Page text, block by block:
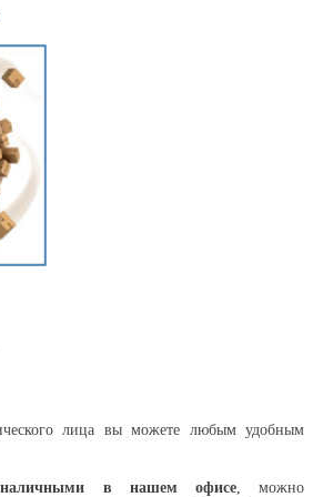
лица вы можете любым удобным
наличными в нашем офисе, можно